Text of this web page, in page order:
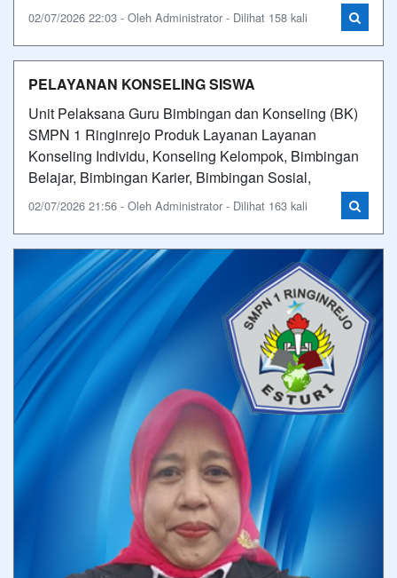
02/07/2026 22:03 - Oleh Administrator - Dilihat 158 kali
PELAYANAN KONSELING SISWA
Unit Pelaksana Guru Bimbingan dan Konseling (BK)
SMPN 1 Ringinrejo Produk Layanan Layanan
Konseling Individu, Konseling Kelompok, Bimbingan
Belajar, Bimbingan Karier, Bimbingan Sosial,
02/07/2026 21:56 - Oleh Administrator - Dilihat 163 kali